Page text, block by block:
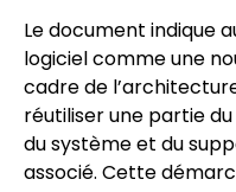
Le document indique
logiciel comme une
cadre de
réutiliser une partie
du système et du
associé. Cette